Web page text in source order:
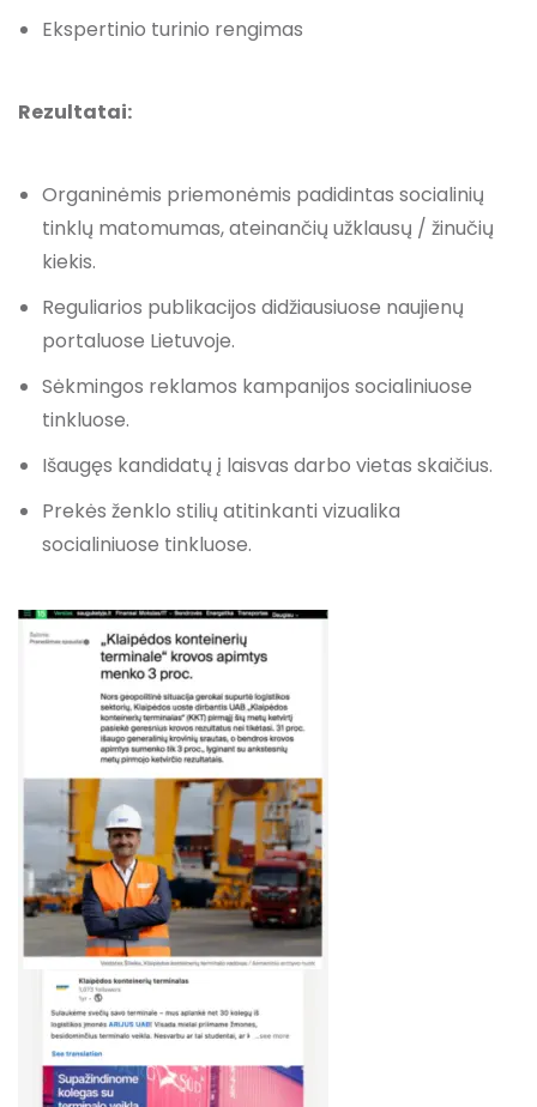
Ekspertinio turinio rengimas
Rezultatai:
Organinėmis priemonėmis padidintas socialinių
tinklų matomumas, ateinančių užklausų / žinučių
kiekis.
Reguliarios publikacijos didžiausiuose naujienų
portaluose Lietuvoje.
Sėkmingos reklamos kampanijos socialiniuose
tinkluose.
Išaugęs kandidatų į laisvas darbo vietas skaičius.
Prekės ženklo stilių atitinkanti vizualika
socialiniuose tinkluose.